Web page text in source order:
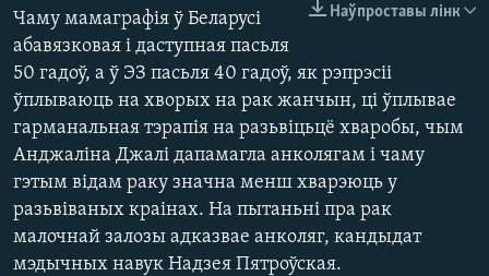
КАЛЯНДАР
НА ХВАЛЯХ СВАБОДЫ
Наўпроставы лінк
Чаму мамаграфія ў Беларусі
абавязковая і даступная пасьля
50 гадоў, а ў ЭЗ пасьля 40 гадоў, як рэпрэсіі
ўплываюць на хворых на рак жанчын, ці ўплывае
гарманальная тэрапія на разьвіцьцё хваробы, чым
Анджаліна Джалі дапамагла анколягам і чаму
гэтым відам раку значна менш хварэюць у
разьвіваных краінах. На пытаньні пра рак
малочнай залозы адказвае анколяг, кандыдат
мэдычных навук Надзея Пятроўская.